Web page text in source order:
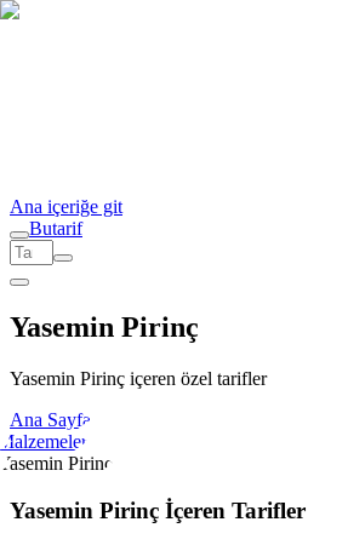
Ana içeriğe git
Butarif
Yasemin Pirinç
Yasemin Pirinç içeren özel tarifler
Ana Sayfa
Pirinç
Yasemin Pirinç İçeren Tarifler